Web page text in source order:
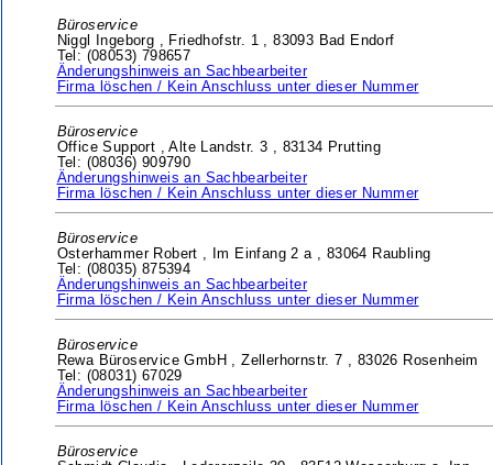
Büroservice
Niggl Ingeborg , Friedhofstr. 1 ,83093 Bad Endorf
Tel: (08053) 798657
Änderungshinweis an Sachbearbeiter
Firma löschen / Kein Anschluss unter dieser Nummer
Büroservice
Office Support ,Alte Landstr. 3 , 83134 Prutting
Tel: (08036) 909790
Änderungshinweis an Sachbearbeiter
Firma löschen / Kein Anschluss unter dieser Nummer
Büroservice
Osterhammer Robert ,
Im Einfang 2 a , 83064 Raubling
Tel: (08035) 875394
Änderungshinweis an Sachbearbeiter
Firma löschen / Kein Anschluss unter dieser Nummer
Büroservice
Rewa Büroservice GmbH ,Zellerhornstr. 7 , 83026 Rosenheim
Tel: (08031) 67029
Änderungshinweis an Sachbearbeiter
Firma löschen / Kein Anschluss unter dieser Nummer
Büroservice